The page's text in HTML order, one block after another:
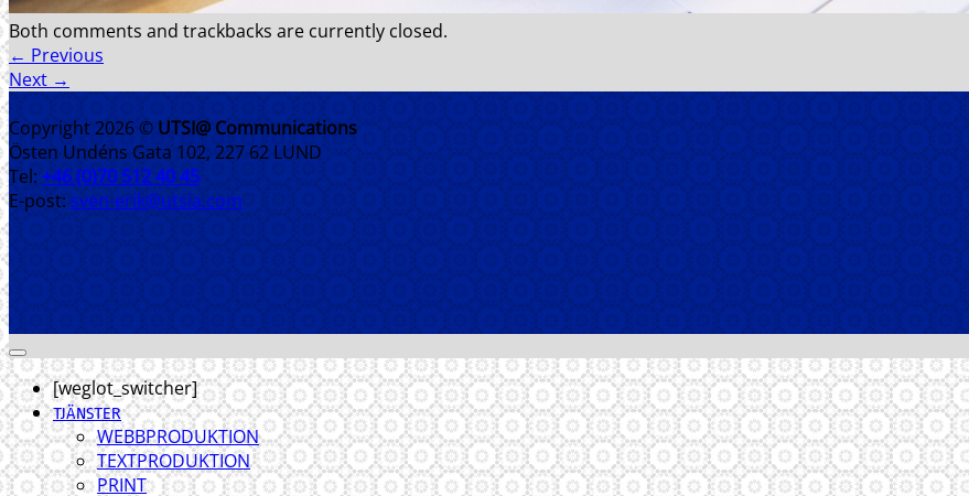
Both comments and trackbacks are currently closed.
← Previous
Next →
Copyright 2026 © UTSI@ Communications
Östen Undéns Gata 102, 227 62 LUND
Tel: +46 (0)70 512 40 45
E-post: sven-erik@utsia.com
[weglot_switcher]
TJÄNSTER
WEBBPRODUKTION
TEXTPRODUKTION
PRINT